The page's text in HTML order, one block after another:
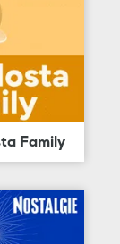
Family